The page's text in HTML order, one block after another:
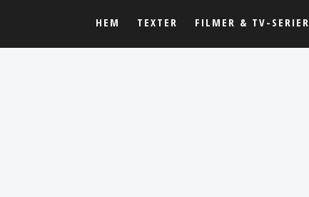
HEM TEXTER FILMER & TV-SERIER